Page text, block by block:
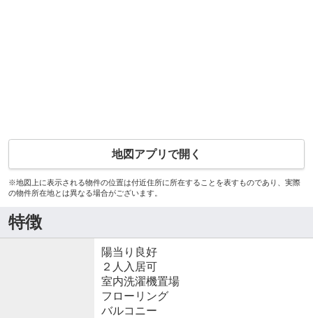
地図アプリで開く
※地図上に表示される物件の位置は付近住所に所在することを表すものであり、実際
の物件所在地とは異なる場合がございます。
特徴
陽当り良好
２人入居可
室内洗濯機置場
フローリング
バルコニー